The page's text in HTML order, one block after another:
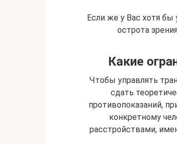
Если же у Вас хотя бы
острота
Какие
Чтобы управлять
сдать
противопоказаний,
конкретному
расстройствами,